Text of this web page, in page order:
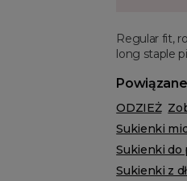
Regular fit,
long staple
ODZIEŻ
Sukienki
Sukienki do
Sukienki z